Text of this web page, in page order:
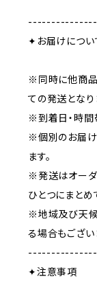
✦お届けについ
※同時に他商品
ての発送となり
※到着日・時間
※個別のお届
ます。
※発送はオーダ
ひとつにまとめ
※地域及び天
る場合もござい
✦注意事項